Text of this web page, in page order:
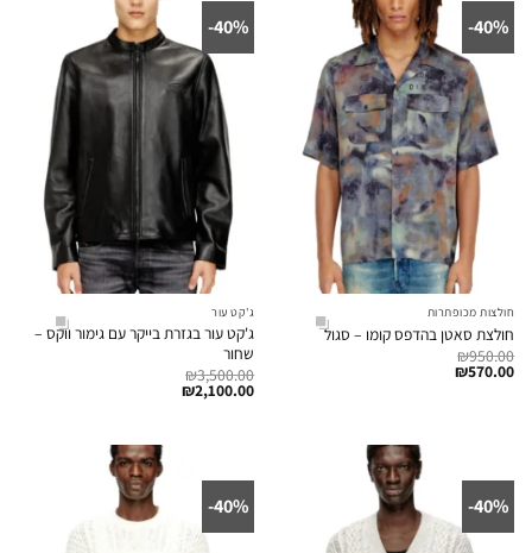
40%-
חולצות מכופתרות
חולצת סאטן בהדפס קומו – סגול
₪950.00
₪570.00
40%-
ג'קט עור
ג'קט עור בגזרת בייקר עם גימור ווקס –
שחור
₪3,500.00
₪2,100.00
40%-
40%-